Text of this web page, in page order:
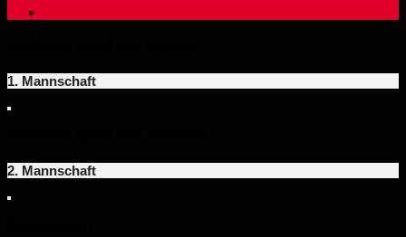
1. Mannschaft
2. Mannschaft